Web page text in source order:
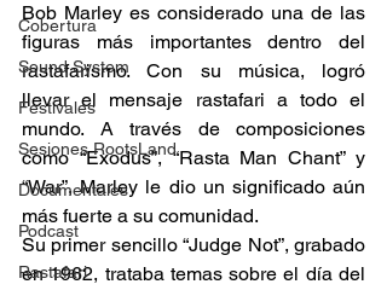
Cobertura
Sound System
Festivales
Sesiones RootsLand
Documentales
Podcast
Rastafari
Bob Marley es considerado una de las
figuras más importantes dentro del
rastafarismo. Con su música, logró
llevar el mensaje rastafari a todo el
mundo. A través de composiciones
como “Exodus”, “Rasta Man Chant” y
“War”, Marley le dio un significado aún
más fuerte a su comunidad.
Su primer sencillo “Judge Not”, grabado
en 1962, trataba temas sobre el día del